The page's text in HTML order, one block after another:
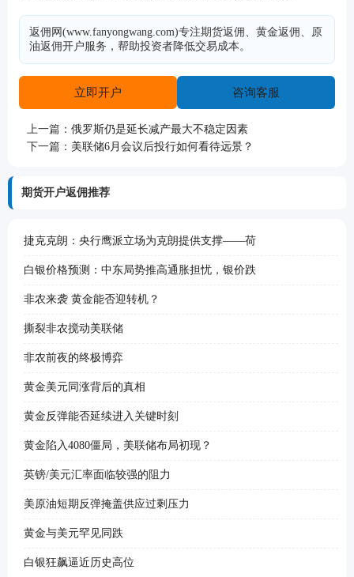
返佣网(www.fanyongwang.com)专注期货返佣、黄金返佣、原
油返佣开户服务，帮助投资者降低交易成本。
立即开户 咨询客服
上一篇： 俄罗斯仍是延长减产最大不稳定因素
下一篇： 美联储6月会议后投行如何看待远景？
期货开户返佣推荐
捷克克朗：央行鹰派立场为克朗提供支撑——荷
白银价格预测：中东局势推高通胀担忧，银价跌
非农来袭 黄金能否迎转机？
撕裂非农搅动美联储
非农前夜的终极博弈
黄金美元同涨背后的真相
黄金反弹能否延续进入关键时刻
黄金陷入4080僵局，美联储布局初现？
英镑/美元汇率面临较强的阻力
美原油短期反弹掩盖供应过剩压力
黄金与美元罕见同跌
白银狂飙逼近历史高位